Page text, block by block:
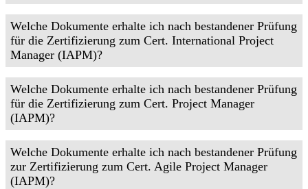
Welche Dokumente erhalte ich nach bestandener Prüfung
für die Zertifizierung zum Cert. International Project
Manager (IAPM)?
Welche Dokumente erhalte ich nach bestandener Prüfung
für die Zertifizierung zum Cert. Project Manager
(IAPM)?
Welche Dokumente erhalte ich nach bestandener Prüfung
zur Zertifizierung zum Cert. Agile Project Manager
(IAPM)?